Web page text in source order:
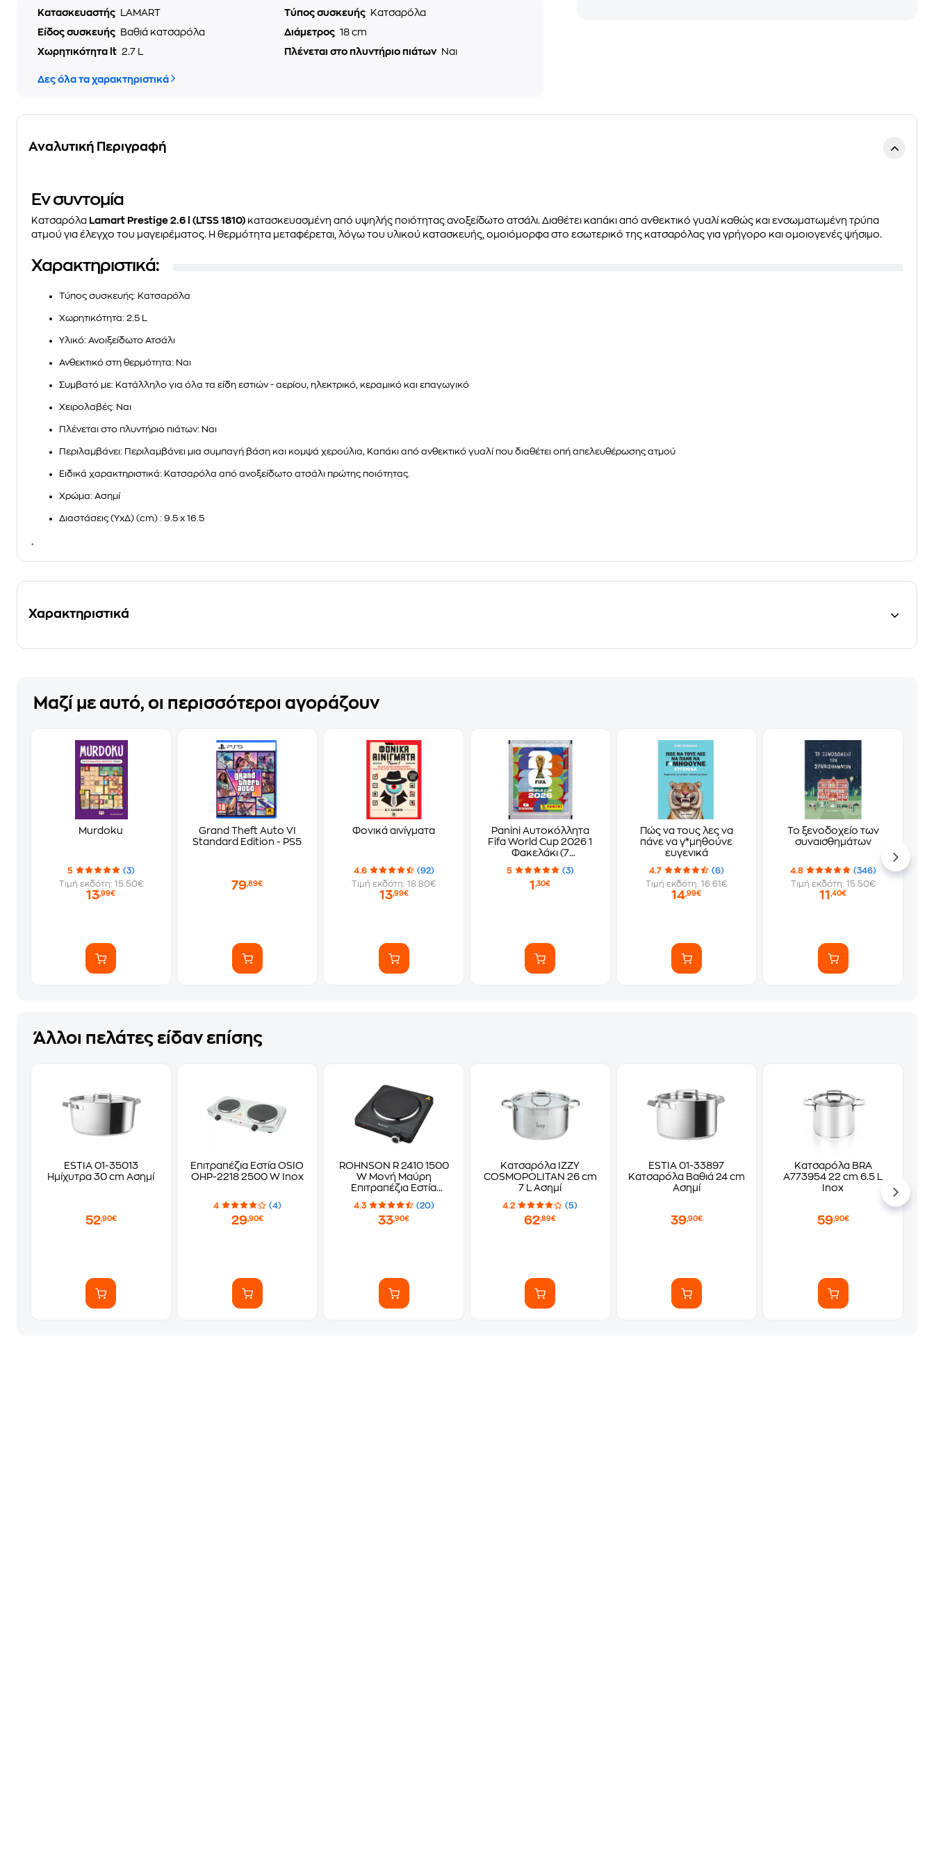
Κατασκευαστής LAMART Τύπος συσκευής
Κατσαρόλα
Είδος συσκευής
Βαθιά κατσαρόλα Διάμετρος 18 cm
Χωρητικότητα lt 2.7 L Πλένεται στο πλυντήριο πιάτων Ναι
Δες όλα τα χαρακτηριστικά
Αναλυτική Περιγραφή
Eν συντομία
Κατσαρόλα Lamart Prestige 2.6 l (LTSS 1810) κατασκευασμένη από υψηλής ποιότητας ανοξείδωτο ατσάλι. Διαθέτει καπάκι από ανθεκτικό γυαλί καθώς και ενσωματωμένη τρύπα
ατμού για έλεγχο του μαγειρέματος. Η θερμότητα μεταφέρεται, λόγω του υλικού κατασκευής, ομοιόμορφα στο εσωτερικό της κατσαρόλας για γρήγορο και ομοιογενές ψήσιμο.
Χαρακτηριστικά:
Τύπος συσκευής: Κατσαρόλα
Χωρητικότητα: 2.5 L
Υλικό: Ανοιξείδωτο Ατσάλι
Ανθεκτικό στη θερμότητα: Ναι
Συμβατό με: Κατάλληλο για όλα τα είδη εστιών - αερίου, ηλεκτρικό, κεραμικό και επαγωγικό
Χειρολαβές: Ναι
Πλένεται στο πλυντήριο πιάτων: Ναι
Περιλαμβάνει: Περιλαμβάνει μια συμπαγή βάση και κομψά χερούλια, Καπάκι από ανθεκτικό γυαλί που διαθέτει οπή απελευθέρωσης ατμού
Ειδικά χαρακτηριστικά: Κατσαρόλα από ανοξείδωτο ατσάλι πρώτης ποιότητας.
Χρώμα: Ασημί
Διαστάσεις (ΥxΔ) (cm) : 9.5 x 16.5
.
Χαρακτηριστικά
Μαζί με αυτό, οι περισσότεροι αγοράζουν
Murdoku
5
(3)
Τιμή εκδότη: 15.50€
13,99€
Grand Theft Auto VI
Standard Edition - PS5
79,89€
Φονικά αινίγματα
4.6
(92)
Τιμή εκδότη: 18.80€
13,99€
Panini Αυτοκόλλητα
Fifa World Cup 2026 1
Φακελάκι (7
Αυτοκόλλητα)
5 (3)
1,30€
Πώς να τους λες να
πάνε να γ*μηθούνε
ευγενικά
4.7
(6)
Τιμή εκδότη: 16.61€
14,99€
Το ξενοδοχείο των
συναισθημάτων
4.8
(346)
Τιμή εκδότη: 15.50€
11,40€
Άλλοι πελάτες είδαν επίσης
ESTIA 01-35013
Ημίχυτρα 30 cm Ασημί
52,90€
Επιτραπέζια Εστία OSIO
OHP-2218 2500 W Inox
4 (4)
29,90€
ROHNSON R 2410 1500
W Μονή Μαύρη
Επιτραπέζια Εστία
Ηλεκτρική
4.3 (20)
33,90€
Κατσαρόλα IZZY
COSMOPOLITAN 26 cm
7 L Ασημί
4.2 (5)
62,89€
ESTIA 01-33897
Κατσαρόλα Βαθιά 24 cm
Ασημί
39,90€
Κατσαρόλα BRA
A773954 22 cm 6.5 L
Inox
59,90€